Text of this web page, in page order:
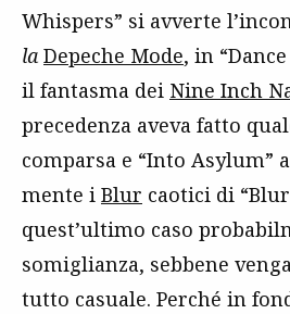
Whispers” si avverte
la Depeche Mode, in
il fantasma dei Nine Inch
precedenza aveva fatto
comparsa e “Into
mente i Blur caotici di
quest’ultimo caso
somiglianza, sebbene
tutto casuale. Perché in